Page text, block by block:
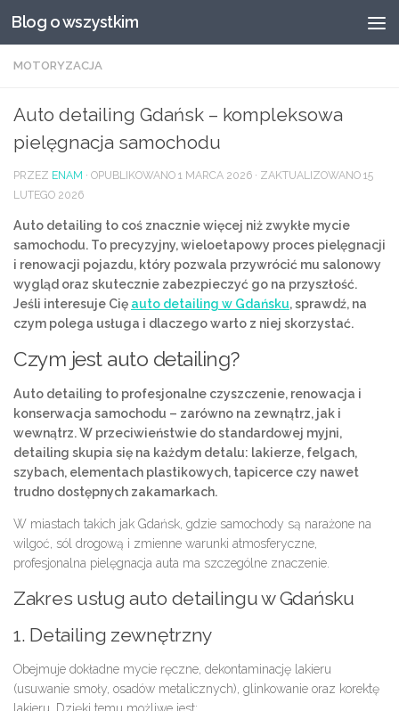
Przeskocz do treści
Blog o wszystkim
MOTORYZACJA
Auto detailing Gdańsk – kompleksowa
pielęgnacja samochodu
PRZEZ ENAM · OPUBLIKOWANO 1 MARCA 2026 · ZAKTUALIZOWANO 15
LUTEGO 2026
Auto detailing to coś znacznie więcej niż zwykłe mycie
samochodu. To precyzyjny, wieloetapowy proces pielęgnacji
i renowacji pojazdu, który pozwala przywrócić mu salonowy
wygląd oraz skutecznie zabezpieczyć go na przyszłość.
Jeśli interesuje Cię auto detailing w Gdańsku, sprawdź, na
czym polega usługa i dlaczego warto z niej skorzystać.
Czym jest auto detailing?
Auto detailing to profesjonalne czyszczenie, renowacja i
konserwacja samochodu – zarówno na zewnątrz, jak i
wewnątrz. W przeciwieństwie do standardowej myjni,
detailing skupia się na każdym detalu: lakierze, felgach,
szybach, elementach plastikowych, tapicerce czy nawet
trudno dostępnych zakamarkach.
W miastach takich jak Gdańsk, gdzie samochody są narażone na
wilgoć, sól drogową i zmienne warunki atmosferyczne,
profesjonalna pielęgnacja auta ma szczególne znaczenie.
Zakres usług auto detailingu w Gdańsku
1. Detailing zewnętrzny
Obejmuje dokładne mycie ręczne, dekontaminację lakieru
(usuwanie smoły, osadów metalicznych), glinkowanie oraz korektę
lakieru. Dzięki temu możliwe jest: